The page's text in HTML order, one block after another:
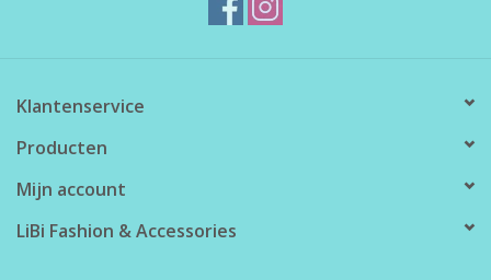
Klantenservice
Producten
Mijn account
LiBi Fashion & Accessories